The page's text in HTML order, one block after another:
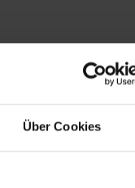
Über Cookies